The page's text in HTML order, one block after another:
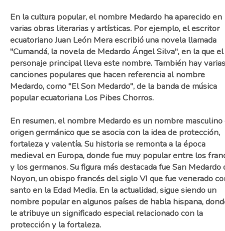
En la cultura popular, el nombre Medardo ha aparecido en
varias obras literarias y artísticas. Por ejemplo, el escritor
ecuatoriano Juan León Mera escribió una novela llamada
"Cumandá, la novela de Medardo Ángel Silva", en la que el
personaje principal lleva este nombre. También hay varias
canciones populares que hacen referencia al nombre
Medardo, como "El Son Medardo", de la banda de música
popular ecuatoriana Los Pibes Chorros.
En resumen, el nombre Medardo es un nombre masculino
origen germánico que se asocia con la idea de protección,
fortaleza y valentía. Su historia se remonta a la época
medieval en Europa, donde fue muy popular entre los
y los germanos. Su figura más destacada fue San Medardo
Noyon, un obispo francés del siglo VI que fue venerado
santo en la Edad Media. En la actualidad, sigue siendo un
nombre popular en algunos países de habla hispana,
le atribuye un significado especial relacionado con la
protección y la fortaleza.